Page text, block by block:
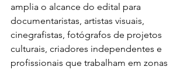
amplia o alcance do edital para
documentaristas, artistas visuais,
cinegrafistas, fotógrafos de projetos
culturais, criadores independentes e
profissionais que trabalham em zonas